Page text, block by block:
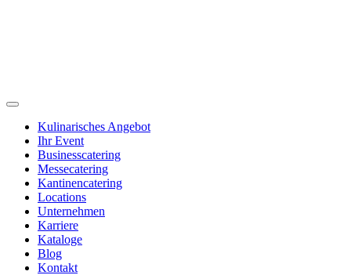
Kulinarisches Angebot
Ihr Event
Businesscatering
Messecatering
Kantinencatering
Locations
Unternehmen
Karriere
Kataloge
Blog
Kontakt